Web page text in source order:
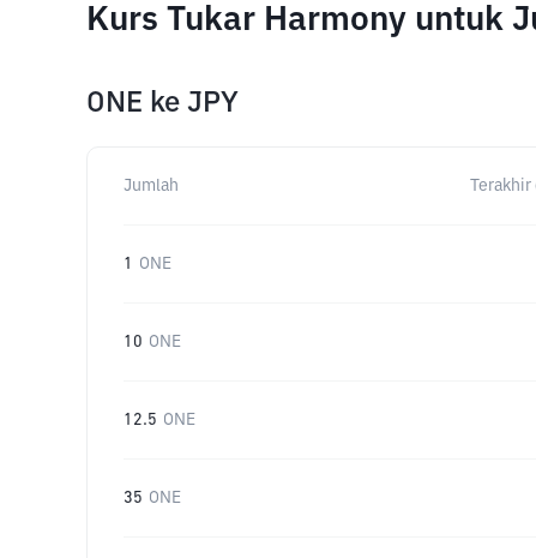
Kurs Tukar Harmony untuk
ONE ke JPY
Jumlah
1 ONE
10 ONE
12.5 ONE
35 ONE